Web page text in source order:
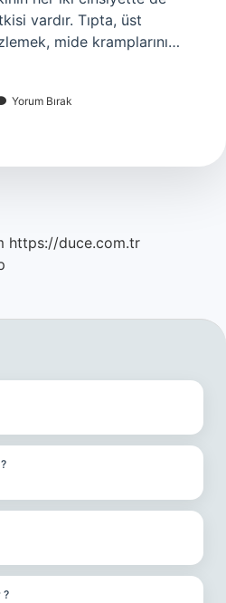
vardır. Tıpta, üst
mide kramplarını…
Yorum Bırak
https://duce.com.tr
?